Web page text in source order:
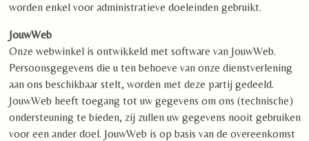
worden enkel voor administratieve doeleinden gebruikt.
JouwWeb
Onze webwinkel is ontwikkeld met software van JouwWeb.
Persoonsgegevens die u ten behoeve van onze dienstverlening
aan ons beschikbaar stelt, worden met deze partij gedeeld.
JouwWeb heeft toegang tot uw gegevens om ons (technische)
ondersteuning te bieden, zij zullen uw gegevens nooit gebruiken
voor een ander doel. JouwWeb is op basis van de overeenkomst